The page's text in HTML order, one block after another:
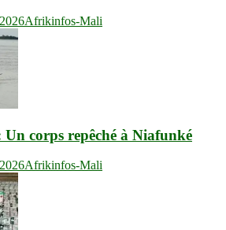
Afrikinfos-Mali
Un corps repêché à Niafunké
Afrikinfos-Mali